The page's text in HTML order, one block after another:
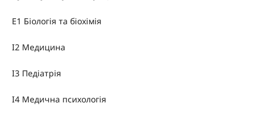
Е1 Біологія та біохімія
I2 Медицина
I3 Педіатрія
I4 Медична психологія